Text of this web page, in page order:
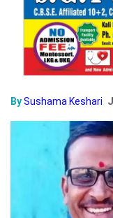
BySushama Keshari